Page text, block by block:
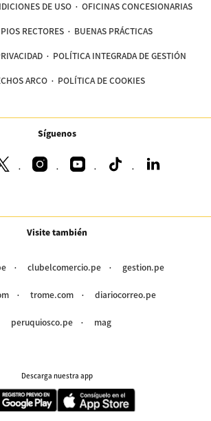
DE USO OFICINAS CONCESIONARIAS
RECTORES BUENAS PRÁCTICAS
POLÍTICA INTEGRADA DE GESTIÓN
ARCO POLÍTICA DE COOKIES
Síguenos
Visite también
clubelcomercio.pe gestion.pe
trome.com diariocorreo.pe
peruquiosco.pe mag
Descarga nuestra app